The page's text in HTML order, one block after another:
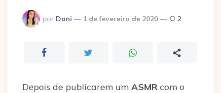
Postado
por
por Dani 1 de fevereiro de 2020 2
Depois de publicarem um ASMR com o